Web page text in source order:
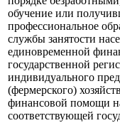
обучение или
профессиональное
службы занятости
единовременной
государственной
индивидуального
(фермерского)
финансовой помощи
соответствующей